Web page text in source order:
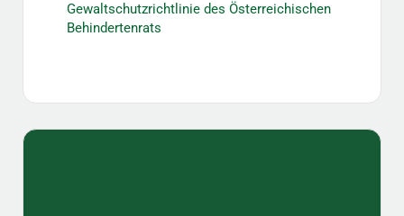
Gewaltschutzrichtlinie des Österreichischen
Behindertenrats